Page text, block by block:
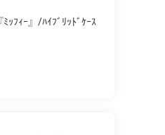
ｯﾌｨｰ』/ﾊｲﾌﾞﾘｯﾄﾞｹｰｽ